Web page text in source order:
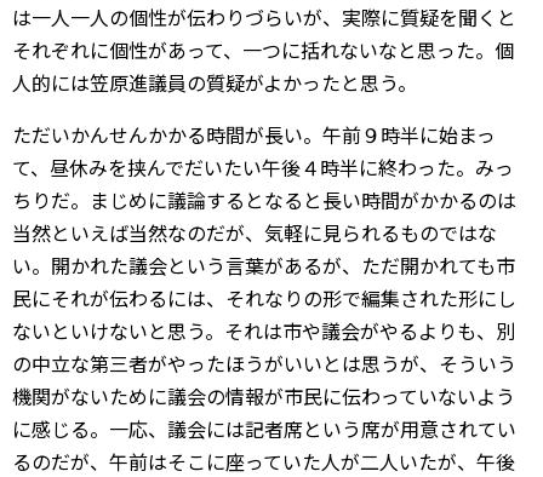
は一人一人の個性が伝わりづらいが、実際に質疑を聞くと
それぞれに個性があって、一つに括れないなと思った。個
人的には笠原進議員の質疑がよかったと思う。
ただいかんせんかかる時間が長い。午前９時半に始まっ
て、昼休みを挟んでだいたい午後４時半に終わった。みっ
ちりだ。まじめに議論するとなると長い時間がかかるのは
当然といえば当然なのだが、気軽に見られるものではな
い。開かれた議会という言葉があるが、ただ開かれても市
民にそれが伝わるには、それなりの形で編集された形にし
ないといけないと思う。それは市や議会がやるよりも、別
の中立な第三者がやったほうがいいとは思うが、そういう
機関がないために議会の情報が市民に伝わっていないよう
に感じる。一応、議会には記者席という席が用意されてい
るのだが、午前はそこに座っていた人が二人いたが、午後